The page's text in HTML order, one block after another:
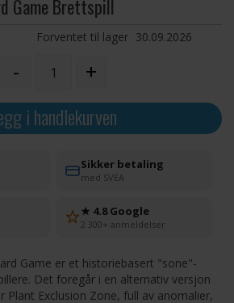
Game Brettspill
Forventet til lager 30.09.2026
- +
i handlekurven
Sikker betaling
med SVEA
★ 4.8 Google
2 300+ anmeldelser
Game er et historiebasert "sone"-
Det foregår i en alternativ versjon
Plant Exclusion Zone, full av anomalier,